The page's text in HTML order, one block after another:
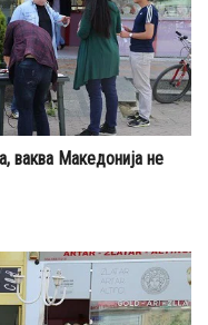
ваква Македонија не